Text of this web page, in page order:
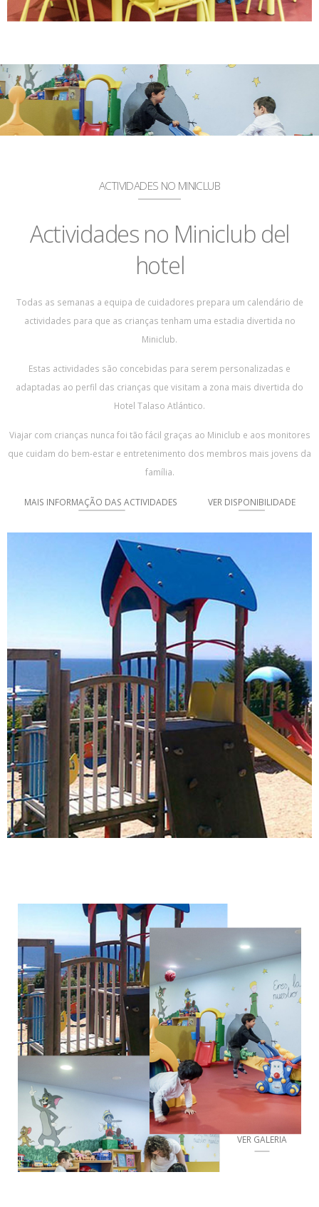
ACTIVIDADES NO MINICLUB
Actividades no Miniclub del
hotel
Todas as semanas a equipa de cuidadores prepara um calendário de
actividades para que as crianças tenham uma estadia divertida no
Miniclub.
Estas actividades são concebidas para serem personalizadas e
adaptadas ao perfil das crianças que visitam a zona mais divertida do
Hotel Talaso Atlántico.
Viajar com crianças nunca foi tão fácil graças ao Miniclub e aos monitores
que cuidam do bem-estar e entretenimento dos membros mais jovens da
família.
MAIS INFORMAÇÃO DAS ACTIVIDADES VER DISPONIBILIDADE
VER GALERIA